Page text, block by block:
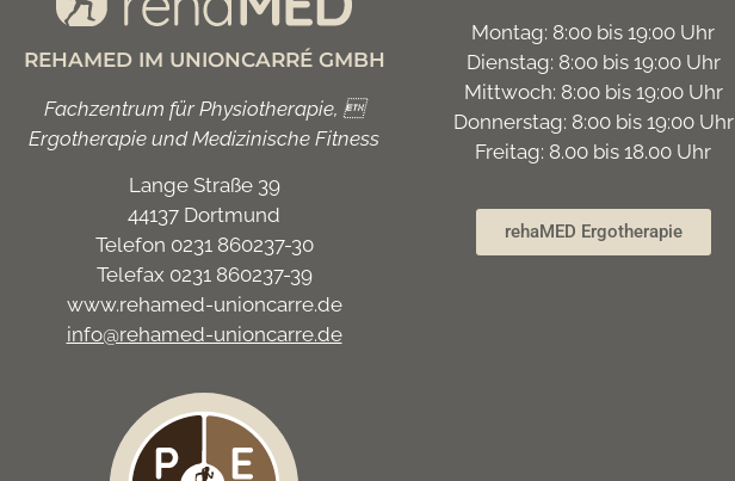
REHAMED IM UNIONCARRÉ GMBH
Fachzentrum für Physiotherapie, 
Ergotherapie und Medizinische Fitness
Lange Straße 39
44137 Dortmund
Telefon 0231 860237-30
Telefax 0231 860237-39
www.rehamed-unioncarre.de
info@rehamed-unioncarre.de
Montag: 8:00 bis 19:00 Uhr
Dienstag: 8:00 bis 19:00 Uhr
Mittwoch: 8:00 bis 19:00 Uhr
Donnerstag: 8:00 bis 19:00 Uhr
Freitag: 8.00 bis 18.00 Uhr
rehaMED Ergotherapie